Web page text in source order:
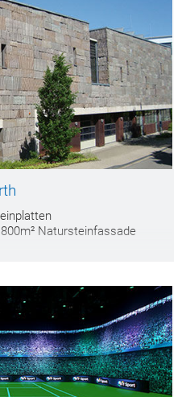
Natursteinfassade